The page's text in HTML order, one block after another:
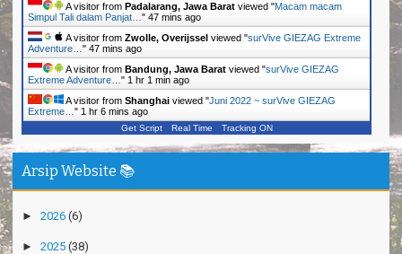
A visitor from Padalarang, Jawa Barat viewed "Macam macam
Simpul Tali dalam Panjat… " 47 mins ago
A visitor from Zwolle, Overijssel viewed "surVive GIEZAG Extreme
Adventure… " 47 mins ago
A visitor from Bandung, Jawa Barat viewed "surVive GIEZAG
Extreme Adventure… " 1 hr 1 min ago
A visitor from Shanghai viewed "Juni 2022 ~ surVive GIEZAG
Extreme… " 1 hr 6 mins ago
Get Script Real Time Tracking ON
Arsip Website 📚
► 2026 (6)
► 2025 (38)